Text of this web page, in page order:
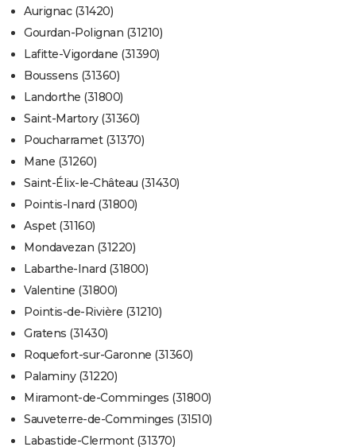
Aurignac (31420)
Gourdan-Polignan (31210)
Lafitte-Vigordane (31390)
Boussens (31360)
Landorthe (31800)
Saint-Martory (31360)
Poucharramet (31370)
Mane (31260)
Saint-Élix-le-Château (31430)
Pointis-Inard (31800)
Aspet (31160)
Mondavezan (31220)
Labarthe-Inard (31800)
Valentine (31800)
Pointis-de-Rivière (31210)
Gratens (31430)
Roquefort-sur-Garonne (31360)
Palaminy (31220)
Miramont-de-Comminges (31800)
Sauveterre-de-Comminges (31510)
Labastide-Clermont (31370)